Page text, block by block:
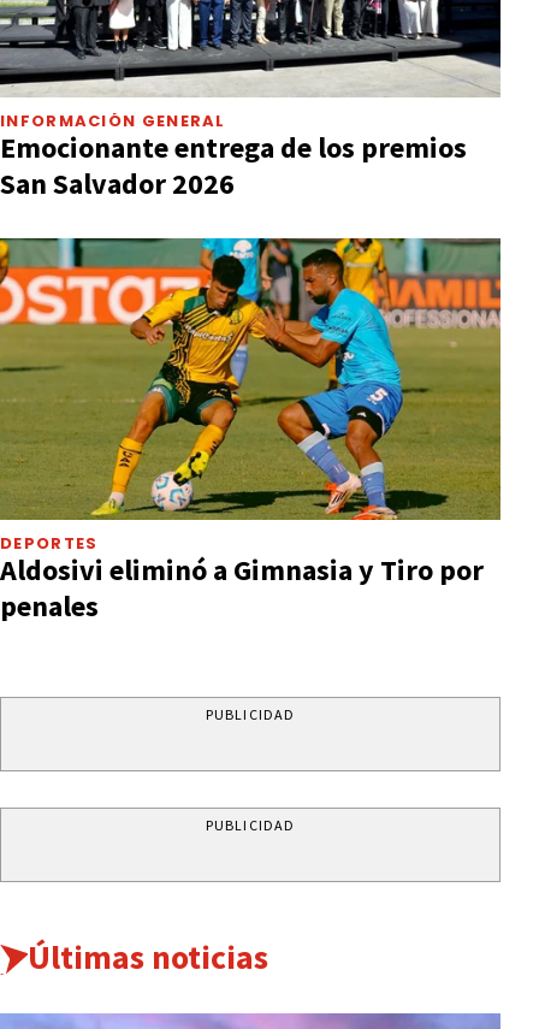
INFORMACIÓN GENERAL
Emocionante entrega de los premios
San Salvador 2026
DEPORTES
Aldosivi eliminó a Gimnasia y Tiro por
penales
PUBLICIDAD
PUBLICIDAD
Últimas noticias